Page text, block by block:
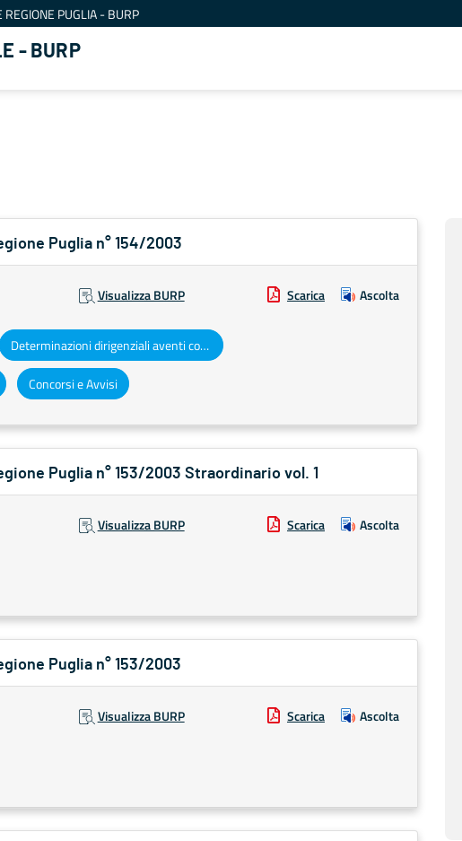
REGIONE PUGLIA - BURP
- BURP
Puglia n° 154/2003
Visualizza BURP Scarica Ascolta
Determinazioni dirigenziali aventi contenuto di interesse generale
Concorsi e Avvisi
Puglia n° 153/2003 Straordinario vol. 1
Visualizza BURP Scarica Ascolta
Puglia n° 153/2003
Visualizza BURP Scarica Ascolta